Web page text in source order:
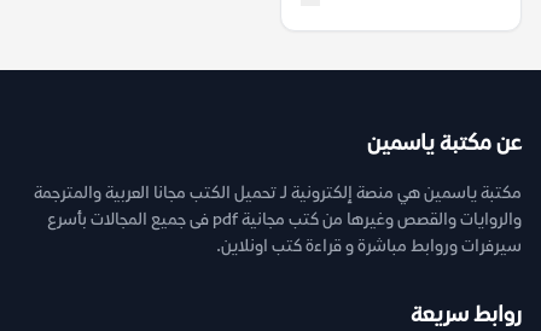
عن مكتبة ياسمين
مكتبة ياسمين هي منصة إلكترونية لـ تحميل الكتب مجانا العربية والمترجمة
والروايات والقصص وغيرها من كتب مجانية pdf فى جميع المجالات بأسرع
سيرفرات وروابط مباشرة و قراءة كتب اونلاين.
روابط سريعة